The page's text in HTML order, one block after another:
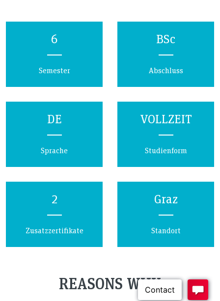
6
Semester
BSc
Abschluss
DE
Sprache
VOLLZEIT
Studienform
2
Zusatzzertifikate
Graz
Standort
REASONS WHY